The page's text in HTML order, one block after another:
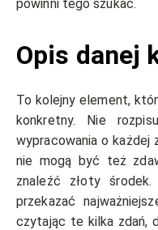
powinni tego szukać.
Opis danej
To kolejny element,
konkretny. Nie
wypracowania o każdej
nie mogą być też
znaleźć złoty
przekazać
czytając te kilka zdań,